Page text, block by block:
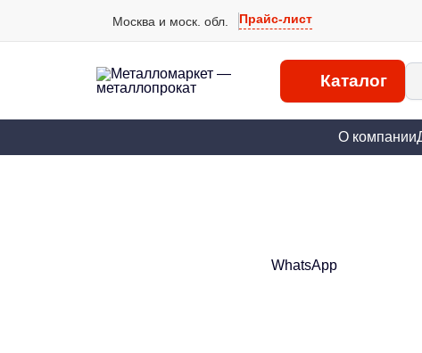
Москва и моск. обл. Прайс-лист
Каталог
О компании
WhatsApp